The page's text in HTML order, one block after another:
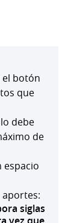
el botón
que
debe
de
espacio
siglas